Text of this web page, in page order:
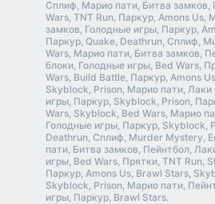
Сплиф, Марио пати, Битва замков,
Wars, TNT Run, Паркур, Amons Us,
замков, Голодные игры, Паркур,
Паркур, Quake, Deathrun, Сплиф,
Wars, Марио пати, Битва замков,
блоки, Голодные игры, Bed Wars,
Wars, Build Battle, Паркур, Amons
Skyblock, Prison, Марио пати, Лаки
игры, Паркур, Skyblock, Prison,
Wars, Skyblock, Bed Wars, Марио
Голодные игры, Паркур, Skyblock,
Deathrun, Сплиф, Murder Mystery,
пати, Битва замков, Пейнтбол,
игры, Bed Wars, Прятки, TNT Run,
Паркур, Amons Us, Brawl Stars,
Skyblock, Prison, Марио пати,
игры, Паркур, Brawl Stars.